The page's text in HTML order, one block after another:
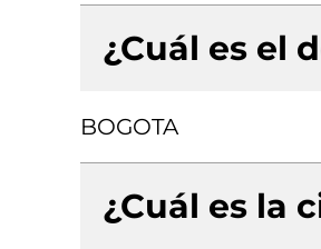
¿Cuál es el
BOGOTA
¿Cuál es la